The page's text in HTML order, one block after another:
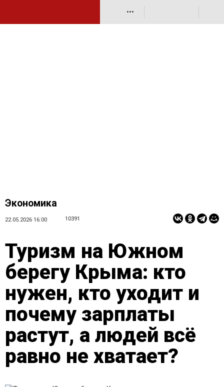
•••
Экономика
22.05.2026 16:00 10391
Туризм на Южном
берегу Крыма: кто
нужен, кто уходит и
почему зарплаты
растут, а людей всё
равно не хватает?